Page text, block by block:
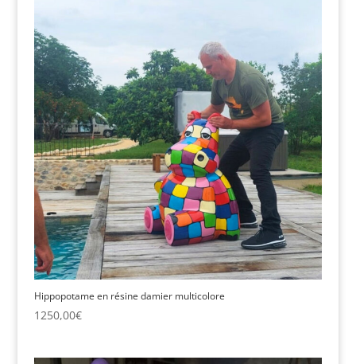
Hippopotame en résine damier multicolore
1250,00€